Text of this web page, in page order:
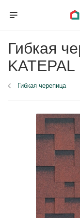
Гибкая
KATEPAL
Гибкая черепица